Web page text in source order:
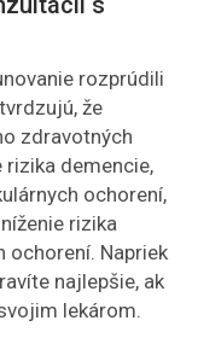
rozprúdili
že
zdravotných
rizika demencie,
ochorení,
rizika
ochorení. Napriek
najlepšie, ak
lekárom.